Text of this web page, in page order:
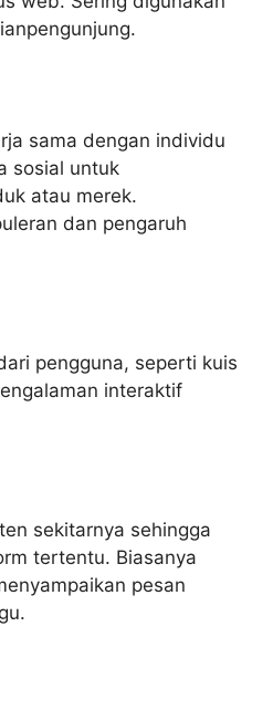
sama dengan individu
sosial untuk
atau merek.
dan pengaruh
pengguna, seperti kuis
interaktif
sekitarnya sehingga
tertentu. Biasanya
pesan